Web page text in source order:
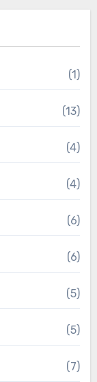
(1)
(13)
(4)
(4)
(6)
(6)
(5)
(5)
(7)